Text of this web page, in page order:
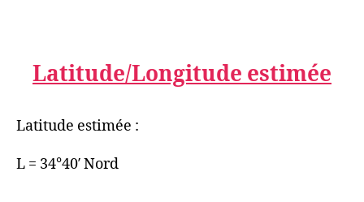
Latitude/Longitude estimée
Latitude estimée :
L = 34°40′ Nord